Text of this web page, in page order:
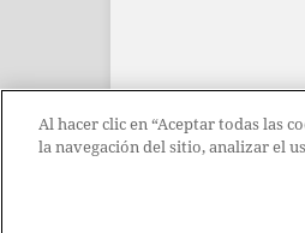
Al hacer clic en “Aceptar todas las
la navegación del sitio, analizar el